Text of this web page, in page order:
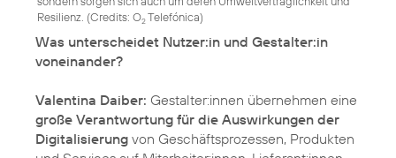
Resilienz. (Credits: O2Telefónica)
Was unterscheidet Nutzer:in und Gestalter:in
voneinander?
Valentina Daiber: Gestalter:innen übernehmen eine
große Verantwortung für die Auswirkungen der
Digitalisierung von Geschäftsprozessen, Produkten